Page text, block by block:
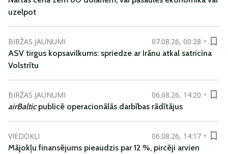
uzelpot
BIRŽAS JAUNUMI
07.08.26, 00:28
ASV tirgus kopsavilkums: spriedze ar Irānu atkal satricina
Volstrītu
BIRŽAS JAUNUMI
06.08.26, 14:20
airBalticpublicē operacionālās darbības rādītājus
VIEDOKĻI
06.08.26, 14:17
Mājokļu finansējums pieaudzis par 12 %, pircēji arvien